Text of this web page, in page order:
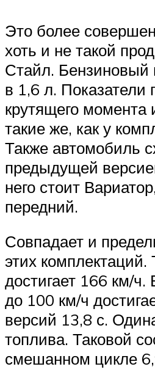
Это более
хоть и не такой
Стайл.
в 1,6 л. Показатели
крутящего момента
такие же, как у
Также автомобиль
предыдущей
него стоит
передний.
Совпадает и
этих комплектаций.
достигает 166 км/ч.
до 100 км/ч
версий 13,8 с.
топлива. Таковой
смешанном цикле